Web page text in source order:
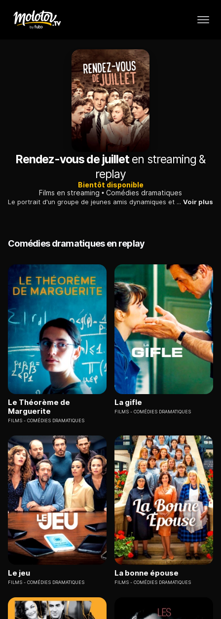
Rendez-vous de juilleten streaming &
replay
Bientôt disponible
Films en streaming
Comédies dramatiques
Le portrait d'un groupe de jeunes amis dynamiques et volontaires, à la vocation artistique, évoluant dans le Paris léger de l'immédiat après-guerre... Voir plus
Comédies dramatiques en replay
Le Théorème de
Marguerite
FILMS COMÉDIES DRAMATIQUES
La gifle
FILMS COMÉDIES DRAMATIQUES
Le jeu
FILMS COMÉDIES DRAMATIQUES
La bonne épouse
FILMS COMÉDIES DRAMATIQUES